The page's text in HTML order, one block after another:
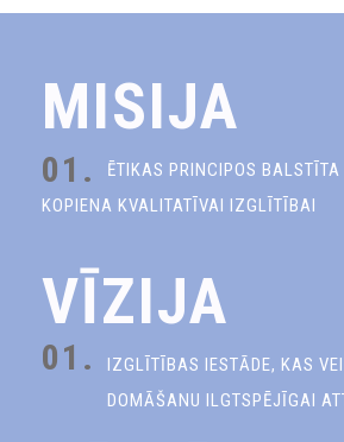
MISIJA
01.
ĒTIKAS PRINCIPOS
KOPIENA KVALITATĪVAI IZGLĪTĪBAI
VĪZIJA
01.
IZGLĪTĪBAS IESTĀDE, KAS
DOMĀŠANU ILGTSPĒJĪGAI